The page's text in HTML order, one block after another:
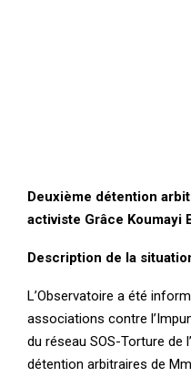
Deuxième détention
activiste Grâce Koumayi
Description de la
L’Observatoire a été
associations contre
du réseau SOS-Torture de
détention arbitraires de